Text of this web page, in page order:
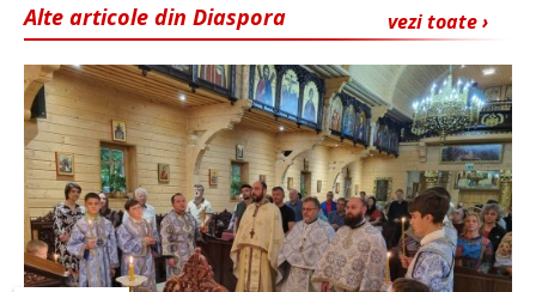
vezi toate ›
Alte articole din Diaspora